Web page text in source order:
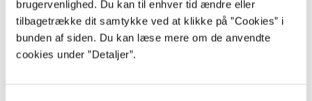
brugervenlighed. Du kan til enhver tid ændre eller
tilbagetrække dit samtykke ved at klikke på ”Cookies” i
bunden af siden. Du kan læse mere om de anvendte
cookies under ”Detaljer”.
...